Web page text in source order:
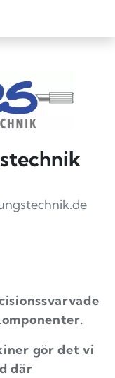
gör det vi
där